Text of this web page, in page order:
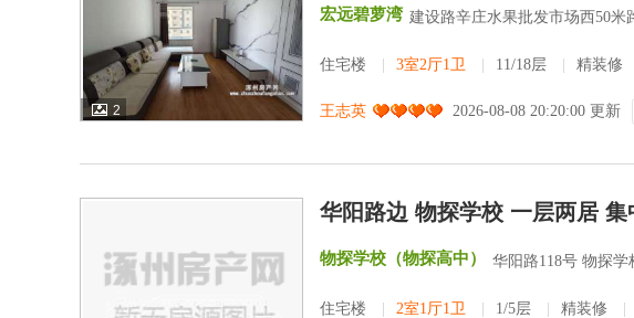
2
宏远碧萝湾 建设路辛庄水果批发市场西50米
住宅楼 3室2厅1卫 11/18层 精装修
王志英 2026-08-08 20:20:00 更新
华阳路边 物探学校 一层两居
物探学校（物探高中） 华阳路118号 物探学
住宅楼 2室1厅1卫 1/5层 精装修